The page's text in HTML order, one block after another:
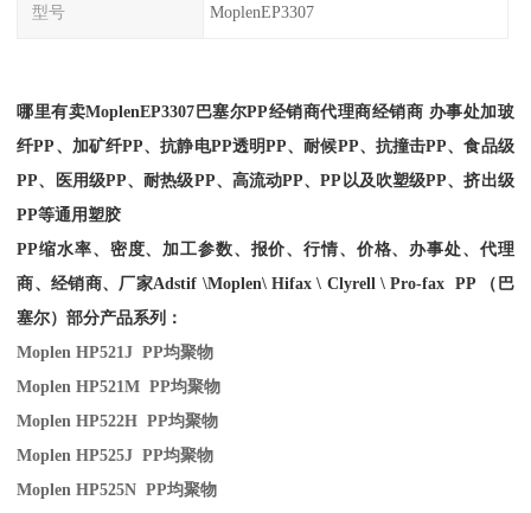
型号 MoplenEP3307
哪里有卖MoplenEP3307 巴塞尔PP经销商代理商经销商 办事处加玻
纤PP、加矿纤PP、抗静电PP透明PP、耐候PP、抗撞击PP、食品级
PP、医用级PP、耐热级PP、高流动PP、PP以及吹塑级PP、挤出级
PP等通用塑胶
PP缩水率、密度、加工参数、报价、行情、价格、办事处、代理
商、经销商、厂家Adstif \Moplen\ Hifax \ Clyrell \ Pro-fax PP （巴
塞尔）部分产品系列：
Moplen HP521J PP均聚物
Moplen HP521M PP均聚物
Moplen HP522H PP均聚物
Moplen HP525J PP均聚物
Moplen HP525N PP均聚物